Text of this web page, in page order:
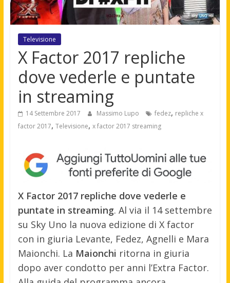
Televisione
X Factor 2017 repliche
dove vederle e puntate
in streaming
14 Settembre 2017 Massimo Lupo fedez, repliche x
factor 2017, Televisione, x factor 2017 streaming
X Factor 2017 repliche dove vederle e
puntate in streaming. Al via il 14 settembre
su Sky Uno la nuova edizione di X factor
con in giuria Levante, Fedez, Agnelli e Mara
Maionchi. La Maionchi ritorna in giuria
dopo aver condotto per anni l’Extra Factor.